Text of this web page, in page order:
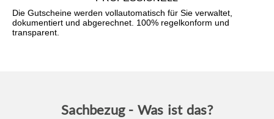
Die Gutscheine werden vollautomatisch für Sie verwaltet,
dokumentiert und abgerechnet. 100% regelkonform und
transparent.
Sachbezug - Was ist das?